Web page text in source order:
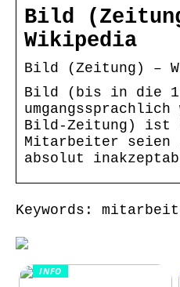
Bild
Wikipedia
Bild (Zeitung) –
Bild (bis in die
Bild-Zeitung) ist
Mitarbeiter seien
absolut
Keywords:
INFO